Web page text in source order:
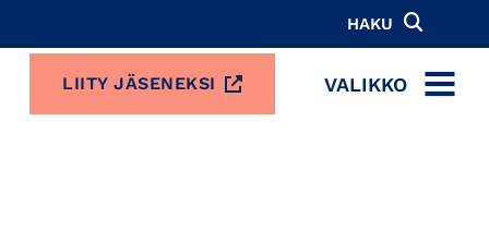
HAKU
LIITY JÄSENEKSI VALIKKO
MENU